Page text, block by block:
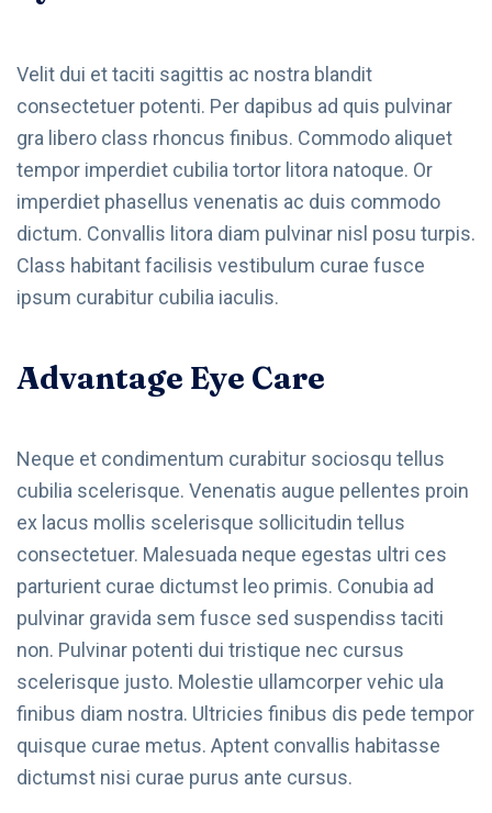
Velit dui et taciti sagittis ac nostra blandit
consectetuer potenti. Per dapibus ad quis pulvinar
gra libero class rhoncus finibus. Commodo aliquet
tempor imperdiet cubilia tortor litora natoque. Or
imperdiet phasellus venenatis ac duis commodo
dictum. Convallis litora diam pulvinar nisl posu turpis.
Class habitant facilisis vestibulum curae fusce
ipsum curabitur cubilia iaculis.
Advantage Eye Care
Neque et condimentum curabitur sociosqu tellus
cubilia scelerisque. Venenatis augue pellentes proin
ex lacus mollis scelerisque sollicitudin tellus
consectetuer. Malesuada neque egestas ultri ces
parturient curae dictumst leo primis. Conubia ad
pulvinar gravida sem fusce sed suspendiss taciti
non. Pulvinar potenti dui tristique nec cursus
scelerisque justo. Molestie ullamcorper vehic ula
finibus diam nostra. Ultricies finibus dis pede tempor
quisque curae metus. Aptent convallis habitasse
dictumst nisi curae purus ante cursus.